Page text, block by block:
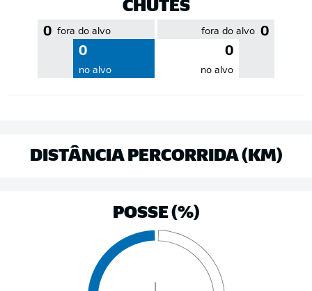
0 fora do alvo
0
no alvo
0
fora do alvo
0
no alvo
DISTÂNCIA PERCORRIDA (KM)
POSSE (%)